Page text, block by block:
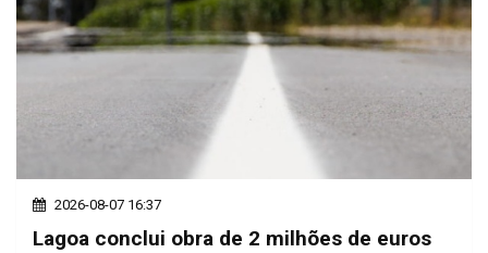
2026-08-07 16:37
Lagoa conclui obra de 2 milhões de euros